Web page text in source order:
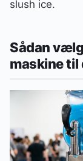
slush ice.
Sådan
maskine til